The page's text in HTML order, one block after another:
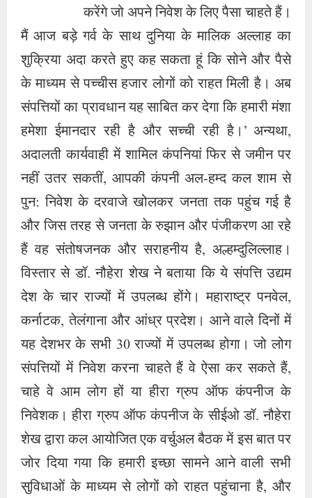
करेंगे जो अपने निवेश के लिए पैसा चाहते हैं।
मैं आज बड़े गर्व के साथ दुनिया के मालिक अल्लाह का
शुक्रिया अदा करते हुए कह सकता हूं कि सोने और पैसे
के माध्यम से पच्चीस हजार लोगों को राहत मिली है। अब
संपत्तियों का प्रावधान यह साबित कर देगा कि हमारी मंशा
हमेशा ईमानदार रही है और सच्ची रही है।’ अन्यथा,
अदालती कार्यवाही में शामिल कंपनियां फिर से जमीन पर
नहीं उतर सकतीं, आपकी कंपनी अल-हम्द कल शाम से
पुन: निवेश के दरवाजे खोलकर जनता तक पहुंच गई है
और जिस तरह से जनता के रुझान और पंजीकरण आ रहे
हैं वह संतोषजनक और सराहनीय है, अल्हम्दुलिल्लाह।
विस्तार से डॉ. नौहेरा शेख ने बताया कि ये संपत्ति उद्यम
देश के चार राज्यों में उपलब्ध होंगे। महाराष्ट्र पनवेल,
कर्नाटक, तेलंगाना और आंध्र प्रदेश। आने वाले दिनों में
यह देशभर के सभी 30 राज्यों में उपलब्ध होगा। जो लोग
संपत्तियों में निवेश करना चाहते हैं वे ऐसा कर सकते हैं,
चाहे वे आम लोग हों या हीरा ग्रुप ऑफ कंपनीज के
निवेशक। हीरा ग्रुप ऑफ कंपनीज के सीईओ डॉ. नौहेरा
शेख द्वारा कल आयोजित एक वर्चुअल बैठक में इस बात पर
जोर दिया गया कि हमारी इच्छा सामने आने वाली सभी
सुविधाओं के माध्यम से लोगों को राहत पहुंचाना है, और